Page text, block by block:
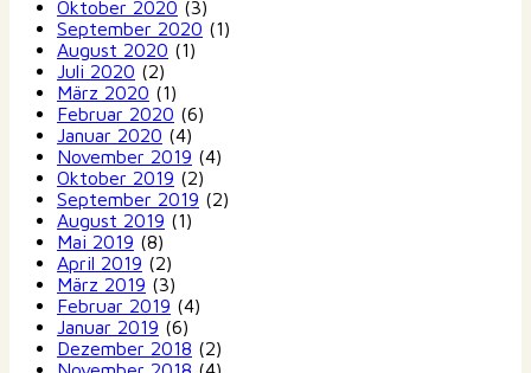
Oktober 2020 (3)
September 2020 (1)
August 2020 (1)
Juli 2020 (2)
März 2020 (1)
Februar 2020 (6)
Januar 2020 (4)
November 2019 (4)
Oktober 2019 (2)
September 2019 (2)
August 2019 (1)
Mai 2019 (8)
April 2019 (2)
März 2019 (3)
Februar 2019 (4)
Januar 2019 (6)
Dezember 2018 (2)